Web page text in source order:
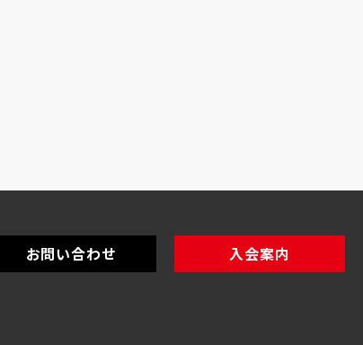
お問い合わせ 入会案内